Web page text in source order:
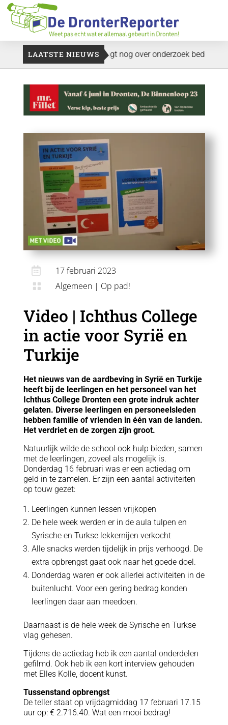
LAATSTE NIEUWS
plukkers Politie zwijgt nog over onderzoek bedrijfspand:
 17 februari 2023
 Algemeen | Op pad!
Video | Ichthus College
in actie voor Syrië en
Turkije
Het nieuws van de aardbeving in Syrië en Turkije
heeft bij de leerlingen en het personeel van het
Ichthus College Dronten een grote indruk achter
gelaten. Diverse leerlingen en personeelsleden
hebben familie of vrienden in één van de landen.
Het verdriet en de zorgen zijn groot.
Natuurlijk wilde de school ook hulp bieden, samen
met de leerlingen, zoveel als mogelijk is.
Donderdag 16 februari was er een actiedag om
geld in te zamelen. Er zijn een aantal activiteiten
op touw gezet:
Leerlingen kunnen lessen vrijkopen
De hele week werden er in de aula tulpen en
Syrische en Turkse lekkernijen verkocht
Alle snacks werden tijdelijk in prijs verhoogd. De
extra opbrengst gaat ook naar het goede doel.
Donderdag waren er ook allerlei activiteiten in de
buitenlucht. Voor een gering bedrag konden
leerlingen daar aan meedoen.
Daarnaast is de hele week de Syrische en Turkse
vlag gehesen.
Tijdens de actiedag heb ik een aantal onderdelen
gefilmd. Ook heb ik een kort interview gehouden
met Elles Kolle, docent kunst.
Tussenstand opbrengst
De teller staat op vrijdagmiddag 17 februari 17.15
uur op: € 2.716.40. Wat een mooi bedrag!